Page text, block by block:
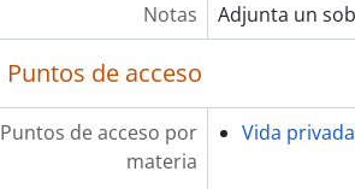
Notas Adjunta un
Puntos de acceso
Puntos de acceso por
materia
Vida privada